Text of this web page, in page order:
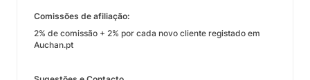
Comissões de afiliação:
2% de comissão + 2% por cada novo cliente registado em
Auchan.pt